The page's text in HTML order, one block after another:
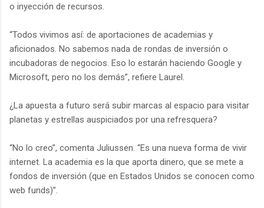
o inyección de recursos.
“Todos vivimos así: de aportaciones de academias y
aficionados. No sabemos nada de rondas de inversión o
incubadoras de negocios. Eso lo estarán haciendo Google y
Microsoft, pero no los demás”, refiere Laurel.
¿La apuesta a futuro será subir marcas al espacio para visitar
planetas y estrellas auspiciados por una refresquera?
“No lo creo”, comenta Juliussen. “Es una nueva forma de vivir
internet. La academia es la que aporta dinero, que se mete a
fondos de inversión (que en Estados Unidos se conocen como
web funds)”.